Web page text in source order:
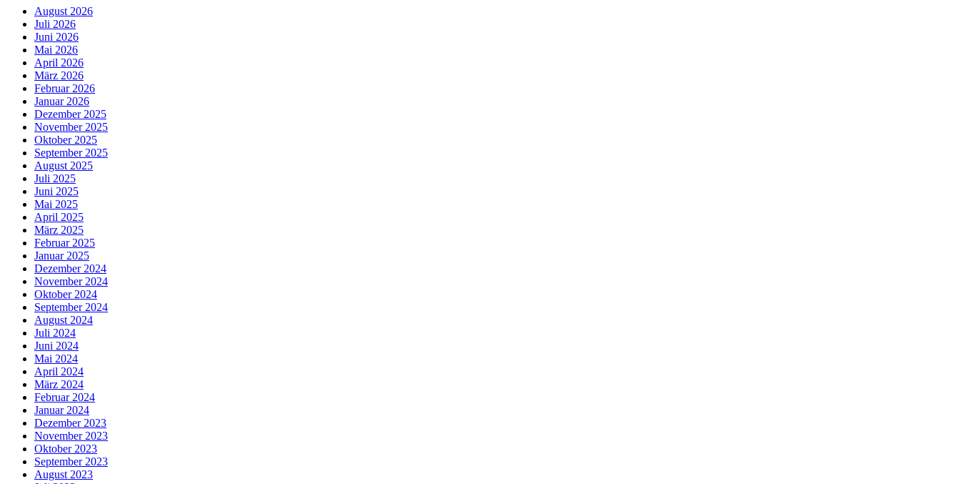
August 2026
Juli 2026
Juni 2026
Mai 2026
April 2026
März 2026
Februar 2026
Januar 2026
Dezember 2025
November 2025
Oktober 2025
September 2025
August 2025
Juli 2025
Juni 2025
Mai 2025
April 2025
März 2025
Februar 2025
Januar 2025
Dezember 2024
November 2024
Oktober 2024
September 2024
August 2024
Juli 2024
Juni 2024
Mai 2024
April 2024
März 2024
Februar 2024
Januar 2024
Dezember 2023
November 2023
Oktober 2023
September 2023
August 2023